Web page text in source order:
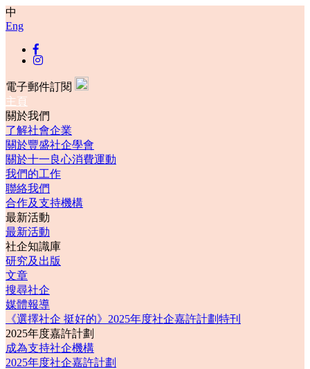
中
Eng
電子郵件訂閱
主頁
關於我們
了解社會企業
關於豐盛社企學會
關於十一良心消費運動
我們的工作
聯絡我們
合作及支持機構
最新活動
最新活動
社企知識庫
研究及出版
文章
搜尋社企
媒體報導
《選擇社企 挺好的》2025年度社企嘉許計劃特刊
2025年度嘉許計劃
成為支持社企機構
2025年度社企嘉許計劃